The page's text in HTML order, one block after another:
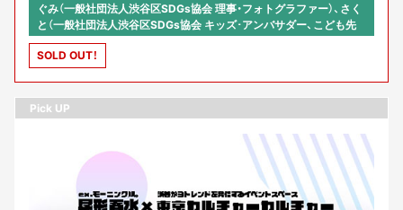
ぐみ（一般社団法人渋谷区SDGs協会 理事・フォトグラファー）、さく
と（一般社団法人渋谷区SDGs協会 キッズ･アンバサダー、こども先
生）、横山和理（渋谷再開発協会常務理事)、進行：横山シンスケ(東京カ
ルチャーカルチャー店長・チーフP)
SOLD OUT！
Pick UP